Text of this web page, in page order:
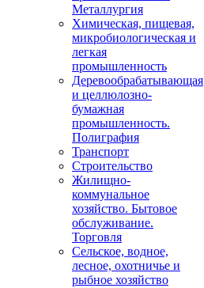
Металлургия
Химическая, пищевая,
микробиологическая и
легкая
промышленность
Деревообрабатывающая
и целлюлозно-
бумажная
промышленность.
Полиграфия
Транспорт
Строительство
Жилищно-
коммунальное
хозяйство. Бытовое
обслуживание.
Торговля
Сельское, водное,
лесное, охотничье и
рыбное хозяйство